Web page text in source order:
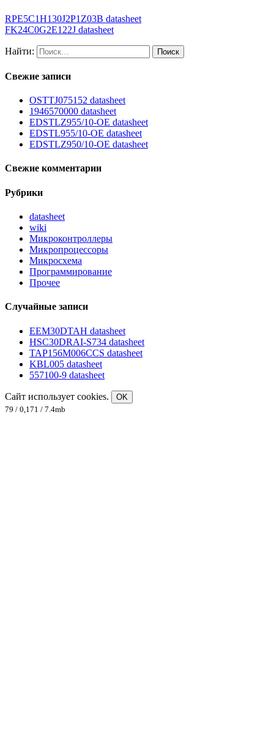
RPE5C1H130J2P1Z03B datasheet
FK24C0G2E122J datasheet
Найти:
Свежие записи
OSTTJ075152 datasheet
1946570000 datasheet
EDSTLZ955/10-OE datasheet
EDSTL955/10-OE datasheet
EDSTLZ950/10-OE datasheet
Свежие комментарии
Рубрики
datasheet
wiki
Микроконтроллеры
Микропроцессоры
Микросхема
Программирование
Прочее
Случайные записи
EEM30DTAH datasheet
HSC30DRAI-S734 datasheet
TAP156M006CCS datasheet
KBL005 datasheet
557100-9 datasheet
Сайт использует cookies.
OK
79 / 0,171 / 7.4mb